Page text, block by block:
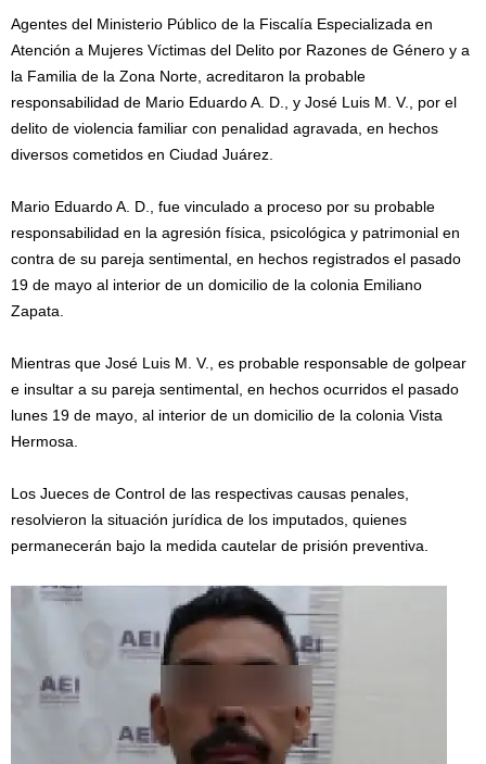
Agentes del Ministerio Público de la Fiscalía Especializada en
Atención a Mujeres Víctimas del Delito por Razones de Género y a
la Familia de la Zona Norte, acreditaron la probable
responsabilidad de Mario Eduardo A. D., y José Luis M. V., por el
delito de violencia familiar con penalidad agravada, en hechos
diversos cometidos en Ciudad Juárez.
Mario Eduardo A. D., fue vinculado a proceso por su probable
responsabilidad en la agresión física, psicológica y patrimonial en
contra de su pareja sentimental, en hechos registrados el pasado
19 de mayo al interior de un domicilio de la colonia Emiliano
Zapata.
Mientras que José Luis M. V., es probable responsable de golpear
e insultar a su pareja sentimental, en hechos ocurridos el pasado
lunes 19 de mayo, al interior de un domicilio de la colonia Vista
Hermosa.
Los Jueces de Control de las respectivas causas penales,
resolvieron la situación jurídica de los imputados, quienes
permanecerán bajo la medida cautelar de prisión preventiva.